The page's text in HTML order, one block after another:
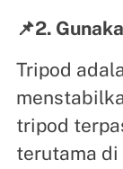
📌2.
Tripod
tripod
terutama di